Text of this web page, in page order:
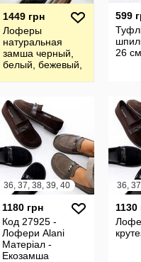
1449 грн
Лоферы
натуральная
замша черный,
белый, бежевый,
599
26 см.
36, 37, 38, 39, 40
1180 грн
Код 27925 -
Лофери Alani
Матеріал -
Екозамша
1130